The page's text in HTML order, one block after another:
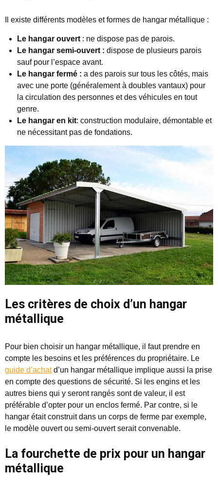
Il existe différents modèles et formes de hangar métallique :
Le hangar ouvert : ne dispose pas de parois.
Le hangar semi-ouvert : dispose de plusieurs parois
sauf pour l’espace avant.
Le hangar fermé : a des parois sur tous les côtés, mais
avec une porte (généralement à doubles vantaux) pour
la circulation des personnes et des véhicules en tout
genre.
Le hangar en kit: construction modulaire, démontable et
ne nécessitant pas de fondations.
Les critères de choix d’un hangar
métallique
Pour bien choisir un hangar métallique, il faut prendre en
compte les besoins et les préférences du propriétaire. Le
guide d’achatd’un hangar métallique implique aussi la prise
en compte des questions de sécurité. Si les engins et les
autres biens qui y seront rangés sont de valeur, il est
préférable d’opter pour un enclos fermé. Par contre, si le
hangar était construit dans un corps de ferme par exemple,
le modèle ouvert ou semi-ouvert serait convenable.
La fourchette de prix pour un hangar
métallique